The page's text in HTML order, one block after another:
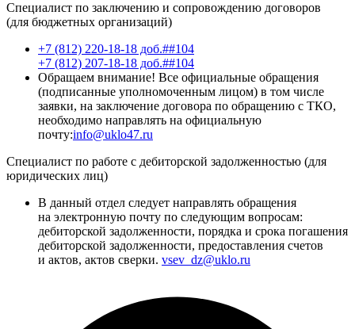
Специалист по заключению и сопровождению договоров
(для бюджетных организаций)
+7 (812) 220-18-18 доб.##104
+7 (812) 207-18-18 доб.##104
Обращаем внимание! Все официальные обращения
(подписанные уполномоченным лицом) в том числе
заявки, на заключение договора по обращению с ТКО,
необходимо направлять на официальную
почту:info@uklo47.ru
Специалист по работе с дебиторской задолженностью (для
юридических лиц)
В данный отдел следует направлять обращения
на электронную почту по следующим вопросам:
дебиторской задолженности, порядка и срока погашения
дебиторской задолженности, предоставления счетов
и актов, актов сверки. vsev_dz@uklo.ru